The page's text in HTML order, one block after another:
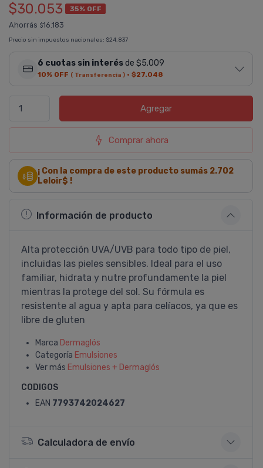
$30.053 35% OFF
Ahorrás $16.183
Precio sin impuestos nacionales: $24.837
6 cuotas sin interésde $5.009
10% OFF ( Transferencia ) · $27.048
Agregar
Comprar ahora
¡ Con la compra de este producto sumás 2.702
Leloir$ !
Información de producto
Alta protección UVA/UVB para todo tipo de piel,
incluidas las pieles sensibles. Ideal para el uso
familiar, hidrata y nutre profundamente la piel
mientras la protege del sol. Su fórmula es
resistente al agua y apta para celíacos, ya que es
libre de gluten
Marca Dermaglós
Categoría Emulsiones
Ver más Emulsiones + Dermaglós
CODIGOS
EAN 7793742024627
Calculadora de envío